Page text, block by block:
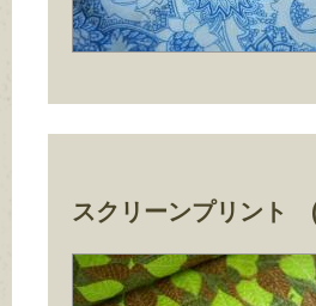
スクリーンプリント